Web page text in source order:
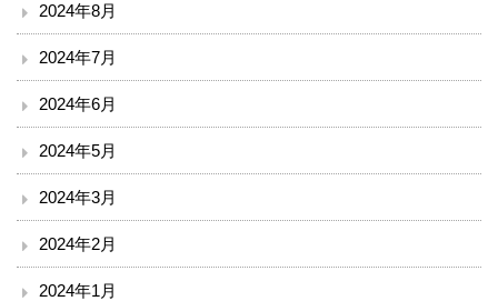
外来診療表
休診案内
循環器内科
透析外科
2024年8月
2024年7月
2024年6月
2024年5月
2024年3月
2024年2月
2024年1月